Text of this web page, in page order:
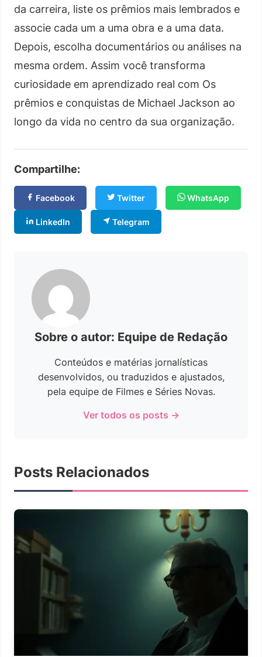
da carreira, liste os prêmios mais lembrados e
associe cada um a uma obra e a uma data.
Depois, escolha documentários ou análises na
mesma ordem. Assim você transforma
curiosidade em aprendizado real com Os
prêmios e conquistas de Michael Jackson ao
longo da vida no centro da sua organização.
Compartilhe:
Facebook Twitter WhatsApp
LinkedIn Telegram
Sobre o autor: Equipe de Redação
Conteúdos e matérias jornalísticas
desenvolvidos, ou traduzidos e ajustados,
pela equipe de Filmes e Séries Novas.
Ver todos os posts →
Posts Relacionados